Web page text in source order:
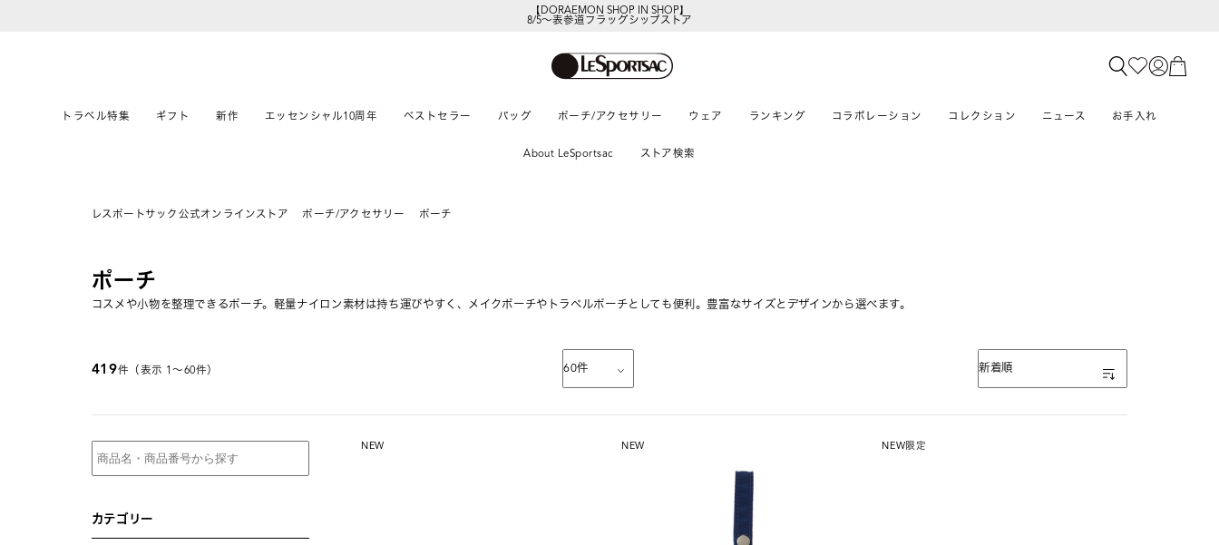
レスポートサックの新作を
8/5～表参道フラッグシップストア
トラベル特集 ギフト 新作 エッセンシャル10周年 ベストセラー バッグ ポーチ/アクセサリー ウェア ランキング コラボレーション コレクション ニュース お手入れ
About LeSportsac ストア検索
レスポートサック公式オンラインストア ポーチ/アクセサリー ポーチ
ポーチ
コスメや小物を整理できるポーチ。軽量ナイロン素材は持ち運びやすく、メイクポーチやトラベルポーチとしても便利。豊富なサイズとデザインから選べます。
419件（表示 1〜60件） 60件 表示順
新着順
カテゴリー
NEW NEW NEW限定